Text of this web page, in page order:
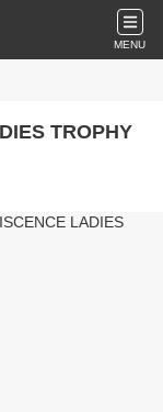
MENU
TROPHY